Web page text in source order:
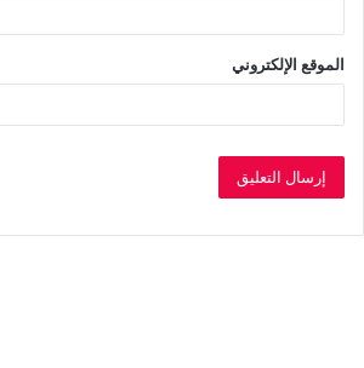
الموقع الإلكتروني